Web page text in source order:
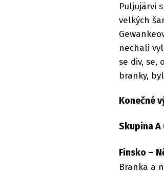
Puljujärvi
velkých
nechali
se div, se,
branky,
Konečné
Skupina A
Finsko –
Branka a